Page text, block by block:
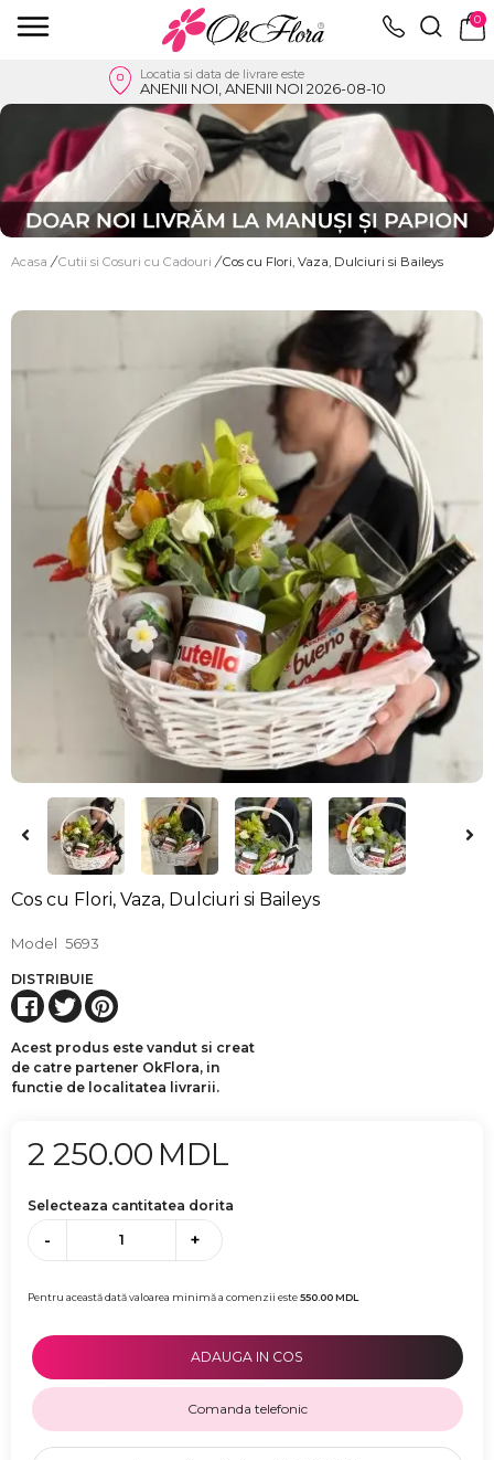
0
Locatia si data de livrare este
ANENII NOI, ANENII NOI 2026-08-10
Acasa / Cutii si Cosuri cu Cadouri / Cos cu Flori, Vaza, Dulciuri si Baileys
Cos cu Flori, Vaza, Dulciuri si Baileys
Model 5693
DISTRIBUIE
Acest produs este vandut si creat
de catre partener OkFlora, in
functie de localitatea livrarii.
2 250.00 MDL
Selecteaza cantitatea dorita
- +
Pentru această dată valoarea minimă a comenzii este550.00MDL
ADAUGA IN COS
Comanda telefonic